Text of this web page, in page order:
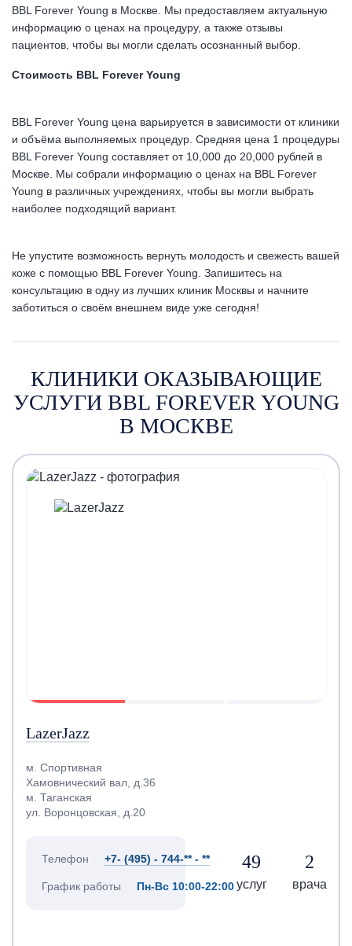
BBL Forever Young в Москве. Мы предоставляем актуальную
информацию о ценах на процедуру, а также отзывы
пациентов, чтобы вы могли сделать осознанный выбор.
Стоимость BBL Forever Young
BBL Forever Young цена варьируется в зависимости от клиники
и объёма выполняемых процедур. Средняя цена 1 процедуры
BBL Forever Young составляет от 10,000 до 20,000 рублей в
Москве. Мы собрали информацию о ценах на BBL Forever
Young в различных учреждениях, чтобы вы могли выбрать
наиболее подходящий вариант.
Не упустите возможность вернуть молодость и свежесть вашей
коже с помощью BBL Forever Young. Запишитесь на
консультацию в одну из лучших клиник Москвы и начните
заботиться о своём внешнем виде уже сегодня!
КЛИНИКИ ОКАЗЫВАЮЩИЕ
УСЛУГИ BBL FOREVER YOUNG
В МОСКВЕ
LazerJazz
м. Спортивная
Хамовнический вал, д.36
м. Таганская
ул. Воронцовская, д.20
Телефон +7- (495) - 744-** - **
График работы Пн-Вс 10:00-22:00
49
услуг
2
врача